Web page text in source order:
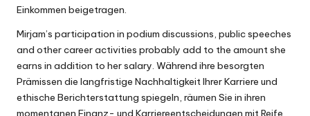
Einkommen beigetragen.
Mirjam’s participation in podium discussions, public speeches
and other career activities probably add to the amount she
earns in addition to her salary. Während ihre besorgten
Prämissen die langfristige Nachhaltigkeit Ihrer Karriere und
ethische Berichterstattung spiegeln, räumen Sie in ihren
momentanen Finanz- und Karriereentscheidungen mit Reife